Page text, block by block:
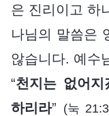
은 진리이고 하
나님의 말씀은
않습니다. 예수
“천지는 없어
하리라” (눅